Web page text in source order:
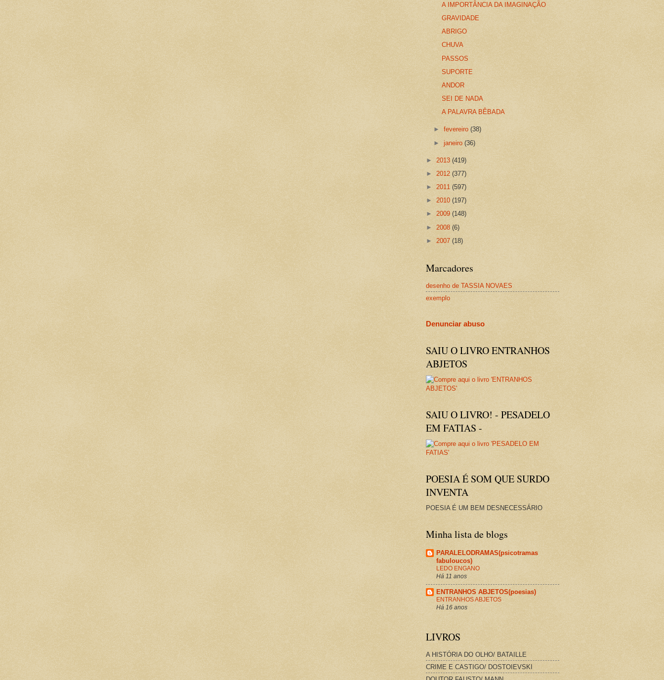
A IMPORTÂNCIA DA IMAGINAÇÃO
GRAVIDADE
ABRIGO
CHUVA
PASSOS
SUPORTE
ANDOR
SEI DE NADA
A PALAVRA BÊBADA
►fevereiro(38)
►janeiro(36)
► 2013 (419)
► 2012 (377)
► 2011 (597)
► 2010 (197)
► 2009 (148)
► 2008 (6)
► 2007 (18)
Marcadores
desenho de TASSIA NOVAES
exemplo
Denunciar abuso
SAIU O LIVRO ENTRANHOS
ABJETOS
SAIU O LIVRO! - PESADELO
EM FATIAS -
POESIA É SOM QUE SURDO
INVENTA
POESIA É UM BEM DESNECESSÁRIO
Minha lista de blogs
PARALELODRAMAS(psicotramas
fabuloucos)
LEDO ENGANO
Há 11 anos
ENTRANHOS ABJETOS(poesias)
ENTRANHOS ABJETOS
Há 16 anos
LIVROS
A HISTÓRIA DO OLHO/ BATAILLE
CRIME E CASTIGO/ DOSTOIEVSKI